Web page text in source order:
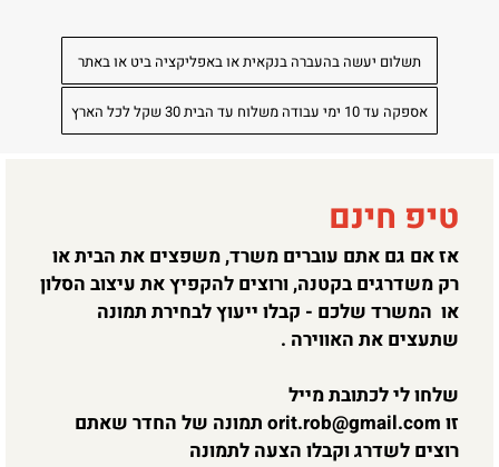
תשלום יעשה בהעברה בנקאית או באפליקציה ביט או באתר
אספקה עד 10 ימי עבודה משלוח עד הבית 30 שקל לכל הארץ
טיפ חינם
אז אם גם אתם עוברים משרד, משפצים את הבית או
רק משדרגים בקטנה, ורוצים להקפיץ את עיצוב הסלון
או המשרד שלכם - קבלו ייעוץ לבחירת תמונה
שתעצים את האווירה .
שלחו לי לכתובת מייל
זו orit.rob@gmail.com תמונה של החדר שאתם
רוצים לשדרג וקבלו הצעה לתמונה